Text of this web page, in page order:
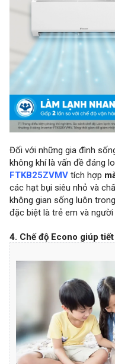
Đối với những gia đình
không khí là vấn đề đáng lo
FTKB25ZVMVtích hợp
các hạt bụi siêu nhỏ và
không gian sống luôn
đặc biệt là trẻ em và người
4. Chế độ Econo giúp